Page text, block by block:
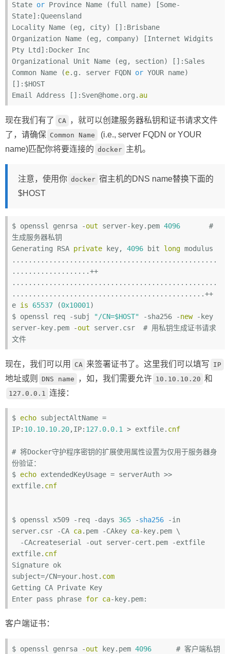
State or Province Name (full name) [Some-
State]:Queensland
Locality Name (eg, city) []:Brisbane
Organization Name (eg, company) [Internet Widgits
Pty Ltd]:Docker Inc
Organizational Unit Name (eg, section) []:Sales
Common Name (e.g. server FQDN or YOUR name)
[]:$HOST
Email Address []:Sven@home.org. au
现在我们有了 CA ，就可以创建服务器私钥和证书请求文件
了，请确保 Common Name
(i.e., server FQDN or YOUR
name)匹配你将要连接的 docker 主机。
注意，使用你 docker 宿主机的DNS name替换下面的
$HOST
$ openssl genrsa -out server-key.pem 4096
#
生成服务器私钥
Generating RSA private key, 4096 bit long modulus
..................................................
...................++
..................................................
...............................................++
e is 65537 (0x10001)
$ openssl req -subj
"/CN=$HOST" -sha256 -new -key
server-key.pem -out server.csr # 用私钥生成证书请求
文件
现在，我们可以用 CA 来签署证书了。这里我们可以填写 IP
地址或则 DNS name ，如，我们需要允许 10.10.10.20 和
127.0.0.1 连接：
$ echo subjectAltName =
IP: 10.10. 10.20,IP: 127.0. 0.1 > extfile. cnf
# 将Docker守护程序密钥的扩展使用属性设置为仅用于服务器身
份验证：
$ echo extendedKeyUsage = serverAuth >>
extfile. cnf
$ openssl x509 -req -days 365 -sha256 -in
server.csr -CA ca.pem -CAkey ca-key.pem \
extfile. cnf
Signature ok
subject=/CN=your.host. com
Getting CA Private Key
Enter pass phrase for ca
客户端证书：
$ openssl genrsa -out key.pem 4096 # 客户端私钥